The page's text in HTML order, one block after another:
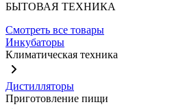
БЫТОВАЯ ТЕХНИКА
Смотреть все товары
Инкубаторы
Климатическая техника
Дистилляторы
Приготовление пищи